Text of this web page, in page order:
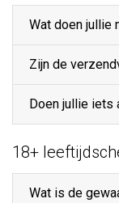
Wat doen jullie
Zijn de
Doen jullie iets
18+
Wat is de